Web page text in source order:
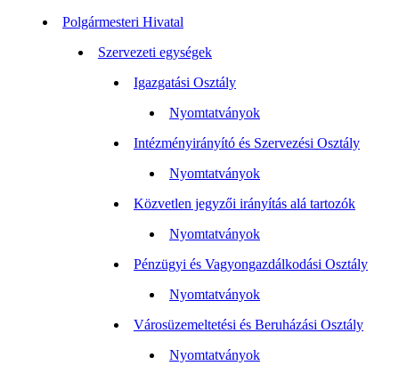
Polgármesteri Hivatal
Szervezeti egységek
Igazgatási Osztály
Nyomtatványok
Intézményirányító és Szervezési Osztály
Nyomtatványok
Közvetlen jegyzői irányítás alá tartozók
Nyomtatványok
Pénzügyi és Vagyongazdálkodási Osztály
Nyomtatványok
Városüzemeltetési és Beruházási Osztály
Nyomtatványok